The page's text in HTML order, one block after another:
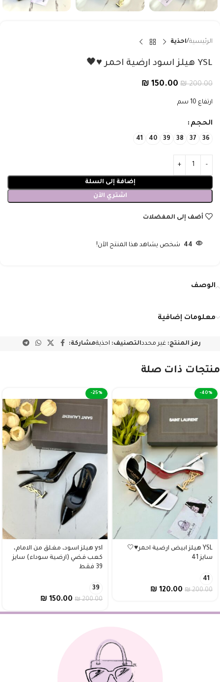
الرئيسية احذية
YSL هيلز اسود ارضية احمر ♥️🖤
₪200.00
₪ 150.00
ارتفاع 10 سم
الحجم
36
37
38
39
40
41
إضافة إلى السلة
اشتري الآن
أضف إلى المفضلات
44 شخص يشاهد هذا المنتج الآن!
الوصف
معلومات إضافية
رمز المنتج:غير محددالتصنيف: احذيةمشاركة:
منتجات ذات صلة
-40%
YSL هيلز ابيض ارضية احمر♥️🤍
سايز 41
41
₪200.00
₪ 120.00
-25%
ysl هيلز اسود، مغلق من الامام،
كعب فضي (ارضية سوداء) سايز
39 فقط
39
₪200.00
₪ 150.00